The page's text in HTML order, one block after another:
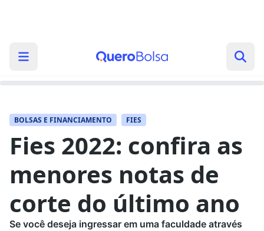
BOLSAS E FINANCIAMENTO FIES
Fies 2022: confira as
menores notas de
corte do último ano
Se você deseja ingressar em uma faculdade através